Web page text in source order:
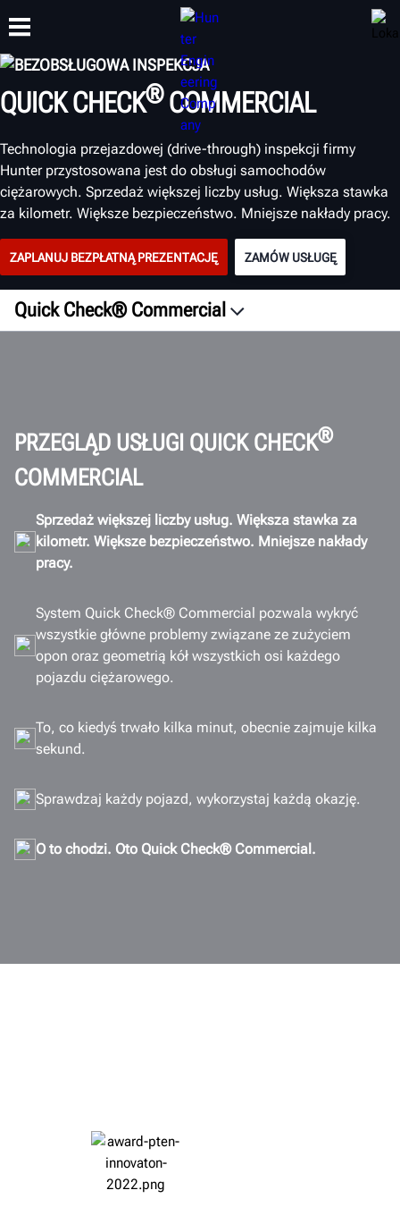
SZKOLENIA
BEZOBSŁUGOWA INSPEKCJA
QUICK CHECK®COMMERCIAL
Technologia przejazdowej (drive-through) inspekcji firmy
Hunter przystosowana jest do obsługi samochodów
ciężarowych. Sprzedaż większej liczby usług. Większa stawka
za kilometr. Większe bezpieczeństwo. Mniejsze nakłady pracy.
ZAPLANUJ BEZPŁATNĄ PREZENTACJĘ ZAMÓW USŁUGĘ
Quick Check® Commercial
Łączność
Dokumenty
UZYSKAJ OFERTĘ
PRZEGLĄD USŁUGI QUICK CHECK®
COMMERCIAL
Sprzedaż większej liczby usług. Większa stawka za
kilometr. Większe bezpieczeństwo. Mniejsze nakłady
pracy.
System Quick Check® Commercial pozwala wykryć
wszystkie główne problemy związane ze zużyciem
opon oraz geometrią kół wszystkich osi każdego
pojazdu ciężarowego.
To, co kiedyś trwało kilka minut, obecnie zajmuje kilka
sekund.
Sprawdzaj każdy pojazd, wykorzystaj każdą okazję.
O to chodzi. Oto Quick Check® Commercial.